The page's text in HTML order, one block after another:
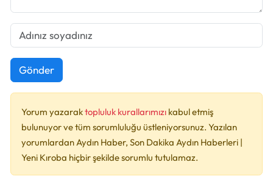
Gönder
Yorum yazaraktopluluk kurallarımızı kabul etmiş
bulunuyor ve tüm sorumluluğu üstleniyorsunuz. Yazılan
yorumlardan Aydın Haber, Son Dakika Aydın Haberleri |
Yeni Kıroba hiçbir şekilde sorumlu tutulamaz.